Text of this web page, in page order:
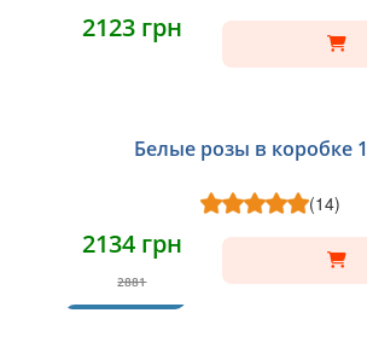
2123 грн
Белые розы в коробке
(14)
2134 грн
2881